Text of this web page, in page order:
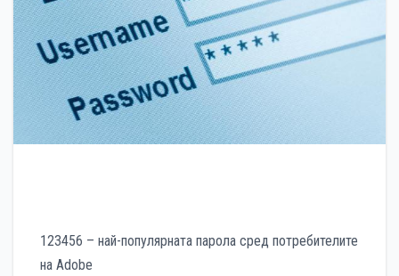
123456 – най-популярната парола сред потребителите
на Adobe